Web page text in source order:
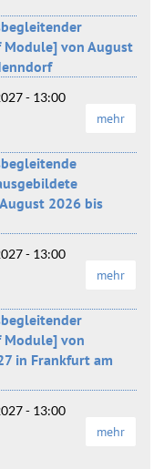
von August
- 13:00
mehr
2026 bis
- 13:00
mehr
von
in Frankfurt am
- 13:00
mehr